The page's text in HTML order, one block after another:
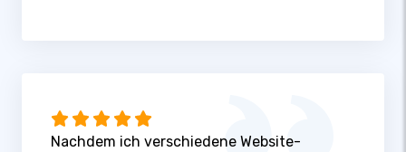
Nachdem ich verschiedene Website-